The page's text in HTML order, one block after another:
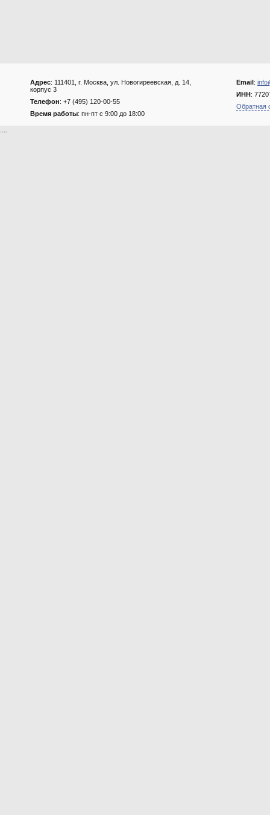
Адрес: 111401, г. Москва, ул. Новогиреевская, д. 14,
корпус 3
Телефон: +7 (495) 120-00-55
Время работы: пн-пт с 9:00 до 18:00
Email:
ИНН:
Обратная
....